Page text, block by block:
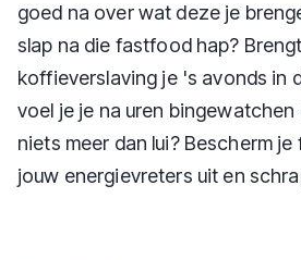
goed na over wat deze je
slap na die fastfood hap?
koffieverslaving je 's avonds in
voel je je na uren bingewatchen
niets meer dan lui? Bescherm
jouw energievreters uit en